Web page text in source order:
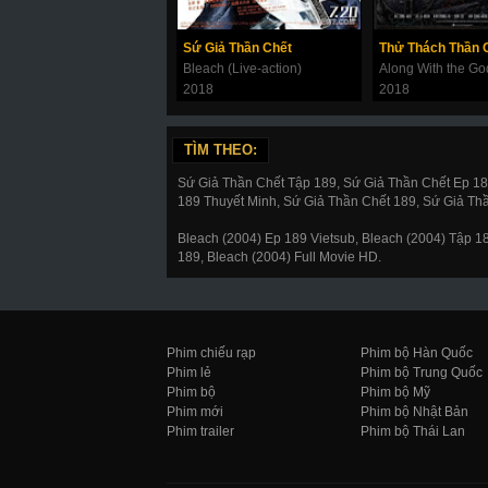
Sứ Giả Thần Chết
Bleach (Live-action)
2018
2018
TÌM THEO:
Sứ Giả Thần Chết Tập 189, Sứ Giả Thần Chết Ep
189 Thuyết Minh, Sứ Giả Thần Chết 189, Sứ Giả
Bleach (2004) Ep 189 Vietsub, Bleach (2004) Tập
189, Bleach (2004) Full Movie HD.
Phim chiếu rạp
Phim lẻ
Phim bộ
Phim mới
Phim trailer
Phim bộ Hàn Quốc
Phim bộ Trung Quốc
Phim bộ Mỹ
Phim bộ Nhật Bản
Phim bộ Thái Lan